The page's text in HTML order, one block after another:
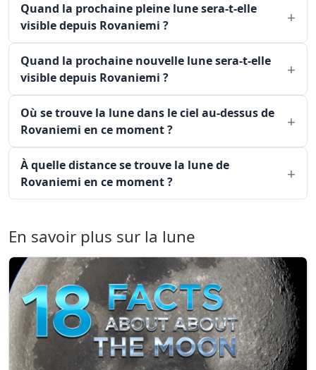
Quand la prochaine pleine lune sera-t-elle
visible depuis Rovaniemi ?
Quand la prochaine nouvelle lune sera-t-elle
visible depuis Rovaniemi ?
Où se trouve la lune dans le ciel au-dessus de
Rovaniemi en ce moment ?
À quelle distance se trouve la lune de
Rovaniemi en ce moment ?
En savoir plus sur la lune